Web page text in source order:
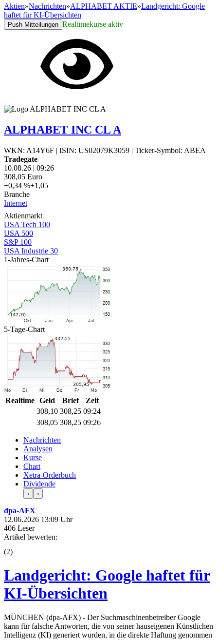
Aktien»Nachrichten»ALPHABET AKTIE»Landgericht: Google
haftet für KI-Übersichten
Push Mitteilungen Realtimekurse aktiv
ALPHABET INC CL A
WKN: A14Y6F | ISIN: US02079K3059 | Ticker-Symbol: ABEA
Tradegate
10.08.26 | 09:26
308,05 Euro
+0,34 %+1,05
Branche
Internet
Aktienmarkt
USA Tech 100
USA 500
S&P 100
USA Industrie 30
1-Jahres-Chart
5-Tage-Chart
Realtime Geld Brief
Zeit
308,10 308,25 09:24
308,05 308,25 09:26
Nachrichten
Analysen
Kurse
Chart
Xetra-Orderbuch
Dividende
‹ ›
dpa-AFX
12.06.2026 13:09 Uhr
406 Leser
Artikel bewerten:
(2)
Landgericht: Google haftet für
KI-Übersichten
MÜNCHEN (dpa-AFX) - Der Suchmaschinenbetreiber Google
kann für falsche Antworten, die von seiner hauseigenen Künstlichen
Intelligenz (KI) generiert wurden, in die direkte Haftung genommen